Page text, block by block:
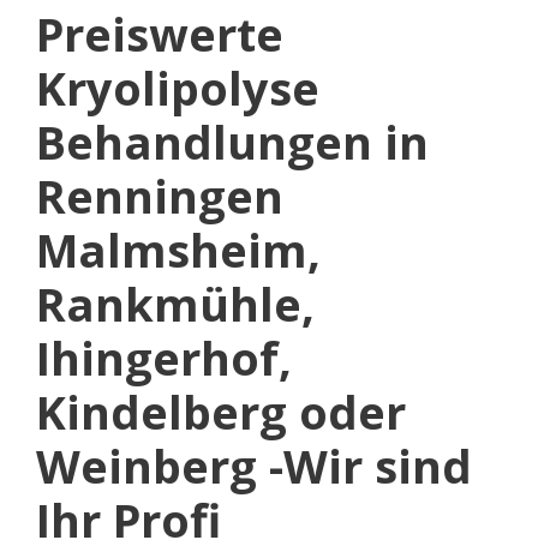
Preiswerte
Kryolipolyse
Behandlungen in
Renningen
Malmsheim,
Rankmühle,
Ihingerhof,
Kindelberg oder
Weinberg -Wir sind
Ihr Profi